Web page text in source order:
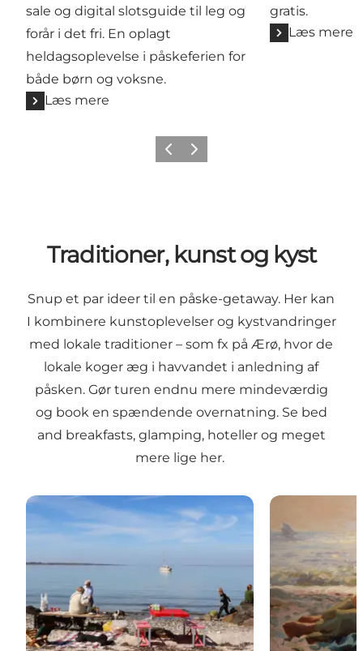
sale og digital slotsguide til leg og
forår i det fri. En oplagt
heldagsoplevelse i påskeferien for
både børn og voksne.
Læs mere
gratis.
Læs mere
ForrigeNæste
Traditioner, kunst og kyst
Snup et par ideer til en påske-getaway. Her kan
I kombinere kunstoplevelser og kystvandringer
med lokale traditioner – som fx på Ærø, hvor de
lokale koger æg i havvandet i anledning af
påsken. Gør turen endnu mere mindeværdig
og book en spændende overnatning. Se bed
and breakfasts, glamping, hoteller og meget
mere lige her.
Påskelørdag på Ærø Oplev dansk